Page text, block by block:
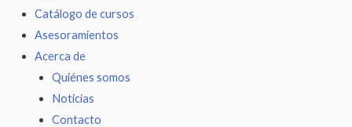
Catálogo de cursos
Asesoramientos
Acerca de
Quiénes somos
Noticias
Contacto